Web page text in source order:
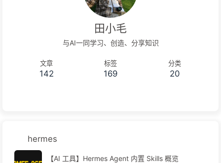
田小毛
与AI一同学习、创造、分享知识
文章
142
标签
169
分类
20
hermes
【AI 工具】Hermes Agent 内置 Skills 概览